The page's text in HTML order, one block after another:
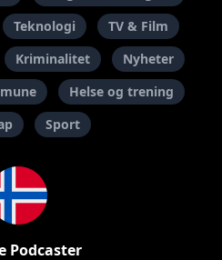
Teknologi
TV & Film
Kriminalitet
Nyheter
Helse og trening
Sport
Podcaster